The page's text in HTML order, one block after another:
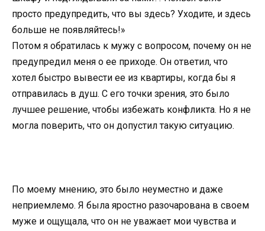
просто предупредить, что вы здесь? Уходите, и здесь
больше не появляйтесь!»
Потом я обратилась к мужу с вопросом, почему он не
предупредил меня о ее приходе. Он ответил, что
хотел быстро вывести ее из квартиры, когда бы я
отправилась в душ. С его точки зрения, это было
лучшее решение, чтобы избежать конфликта. Но я не
могла поверить, что он допустил такую ситуацию.
По моему мнению, это было неуместно и даже
неприемлемо. Я была яростно разочарована в своем
муже и ощущала, что он не уважает мои чувства и